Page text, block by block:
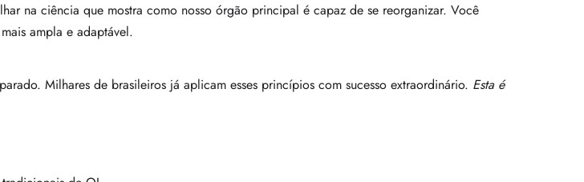
na ciência que mostra como nosso órgão principal é capaz de se reorganizar. Você
ampla e adaptável.
Milhares de brasileiros já aplicam esses princípios com sucesso extraordinário. Esta é